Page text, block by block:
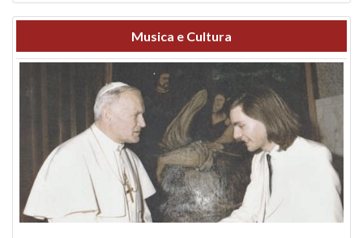
Musica e Cultura